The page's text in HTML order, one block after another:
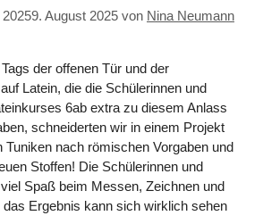
9. August 2025 von Nina Neumann
der offenen Tür und der
Latein, die die Schülerinnen und
6ab extra zu diesem Anlass
schneiderten wir in einem Projekt
Tuniken nach römischen Vorgaben und
Stoffen! Die Schülerinnen und
Spaß beim Messen, Zeichnen und
das Ergebnis kann sich wirklich sehen